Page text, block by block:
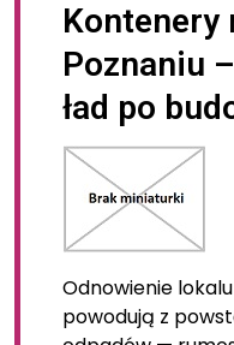
Kontenery
Poznaniu
ład po
Odnowienie
powodują z